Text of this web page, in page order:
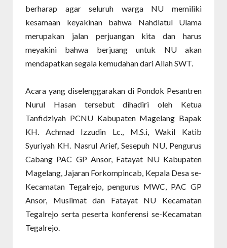
berharap agar seluruh warga NU memiliki
kesamaan keyakinan bahwa Nahdlatul Ulama
merupakan jalan perjuangan kita dan harus
meyakini bahwa berjuang untuk NU akan
mendapatkan segala kemudahan dari Allah SWT.
Acara yang diselenggarakan di Pondok Pesantren
Nurul Hasan tersebut dihadiri oleh Ketua
Tanfidziyah PCNU Kabupaten Magelang Bapak
KH. Achmad Izzudin Lc., M.S.i, Wakil Katib
Syuriyah KH. Nasrul Arief, Sesepuh NU, Pengurus
Cabang PAC GP Ansor, Fatayat NU Kabupaten
Magelang, Jajaran Forkompincab, Kepala Desa se-
Kecamatan Tegalrejo, pengurus MWC, PAC GP
Ansor, Muslimat dan Fatayat NU Kecamatan
Tegalrejo serta peserta konferensi se-Kecamatan
Tegalrejo.